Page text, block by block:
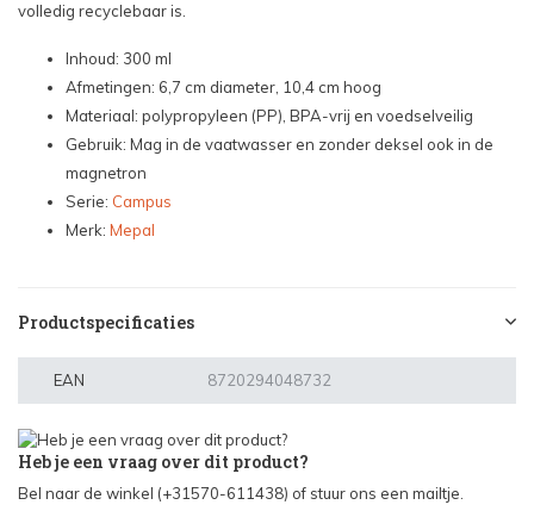
volledig recyclebaar is.
Inhoud: 300 ml
Afmetingen: 6,7 cm diameter, 10,4 cm hoog
Materiaal: polypropyleen (PP), BPA-vrij en voedselveilig
Gebruik: Mag in de vaatwasser en zonder deksel ook in de
magnetron
Serie: Campus
Merk: Mepal
Productspecificaties
EAN 8720294048732
Heb je een vraag over dit product?
Bel naar de winkel (+31570-611438) of stuur ons een mailtje.